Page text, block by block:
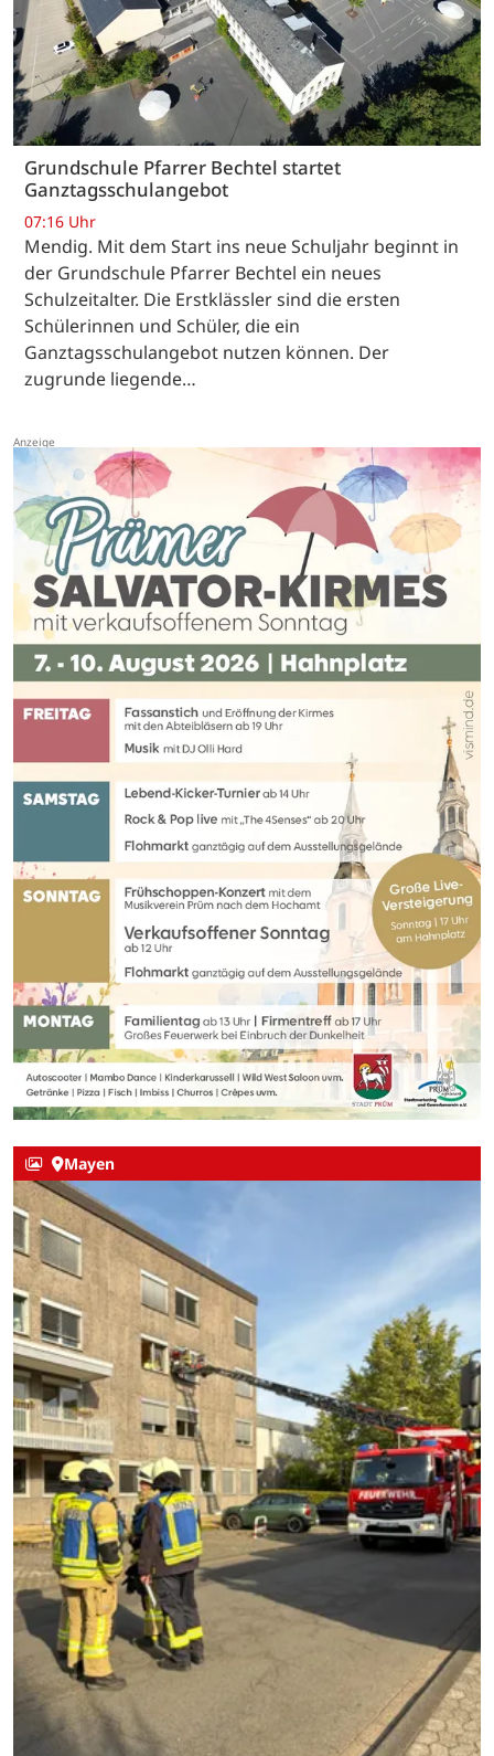
Grundschule Pfarrer Bechtel startet
Ganztagsschulangebot
07:16 Uhr
Mendig. Mit dem Start ins neue Schuljahr beginnt in
der Grundschule Pfarrer Bechtel ein neues
Schulzeitalter. Die Erstklässler sind die ersten
Schülerinnen und Schüler, die ein
Ganztagsschulangebot nutzen können. Der
zugrunde liegende…
Mayen